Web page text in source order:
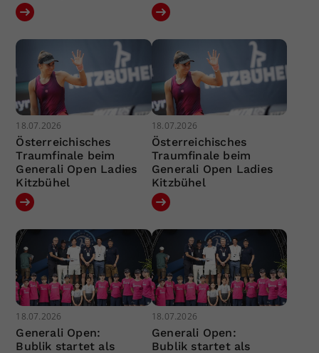
18.07.2026
Österreichisches
Traumfinale beim
Generali Open Ladies
Kitzbühel
18.07.2026
Österreichisches
Traumfinale beim
Generali Open Ladies
Kitzbühel
18.07.2026
Generali Open:
Bublik startet als
18.07.2026
Generali Open:
Bublik startet als